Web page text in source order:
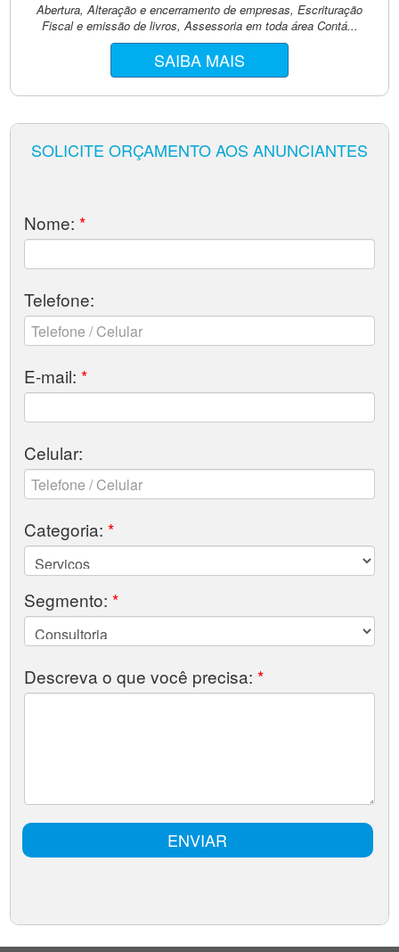
Abertura, Alteração e encerramento de empresas, Escrituração
Fiscal e emissão de livros, Assessoria em toda área Contá...
SAIBA MAIS